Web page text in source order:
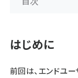
はじめに
前回は、エンドユ